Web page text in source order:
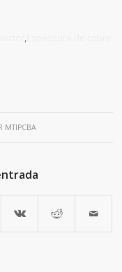
,
MTIPCBA